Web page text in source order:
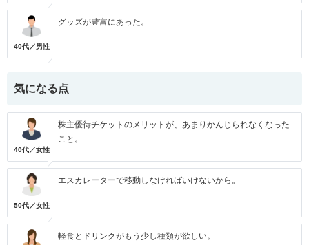
40代／男性
グッズが豊富にあった。
気になる点
40代／女性
株主優待チケットのメリットが、あまりかんじられなくなった
こと。
50代／女性
エスカレーターで移動しなければいけないから。
軽食とドリンクがもう少し種類が欲しい。